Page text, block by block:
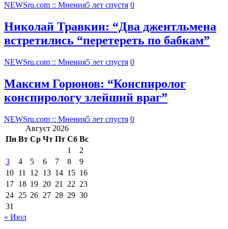
NEWSru.com :: Мнения5 лет спустя 0
Николай Травкин: “Два джентльмена
встретились “перетереть по бабкам”
NEWSru.com :: Мнения5 лет спустя 0
Максим Горюнов: “Конспиролог
конспирологу злейший враг”
NEWSru.com :: Мнения5 лет спустя 0
Август 2026
Пн Вт Ср Чт Пт Сб Вс
1
2
3
4 5 6 7 8
9
10 11 12 13 14 15 16
17 18 19 20 21 22 23
24 25 26 27 28 29 30
31
« Июл